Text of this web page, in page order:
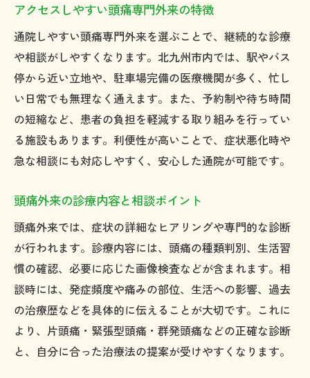
アクセスしやすい頭痛専門外来の特徴
通院しやすい頭痛専門外来を選ぶことで、継続的な診療
や相談がしやすくなります。北九州市内では、駅やバス
停から近い立地や、駐車場完備の医療機関が多く、忙し
い日常でも無理なく通えます。また、予約制や待ち時間
の短縮など、患者の負担を軽減する取り組みを行ってい
る施設もあります。利便性が高いことで、症状悪化時や
急な相談にも対応しやすく、安心した通院が可能です。
頭痛外来の診療内容と相談ポイント
頭痛外来では、症状の詳細なヒアリングや専門的な診断
が行われます。診療内容には、頭痛の種類判別、生活習
慣の確認、必要に応じた画像検査などが含まれます。相
談時には、発症頻度や痛みの部位、生活への影響、過去
の治療歴などを具体的に伝えることが大切です。これに
より、片頭痛・緊張型頭痛・群発頭痛などの正確な診断
と、自分に合った治療法の提案が受けやすくなります。